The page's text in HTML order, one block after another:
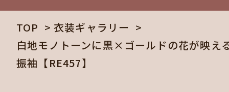
TOP
衣装ギャラリー
白地モノトーンに黒×ゴールドの花が映え
振袖【RE457】